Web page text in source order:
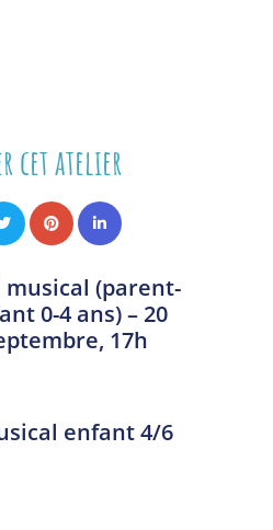
cet atelier
musical (parent-
0-4 ans) – 20
17h
enfant 4/6